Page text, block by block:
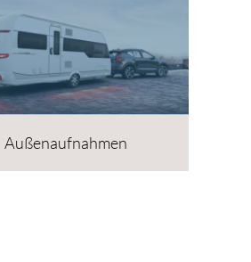
Außenaufnahmen